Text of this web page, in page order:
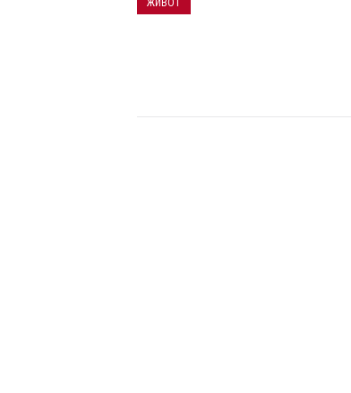
ЖИВОТ